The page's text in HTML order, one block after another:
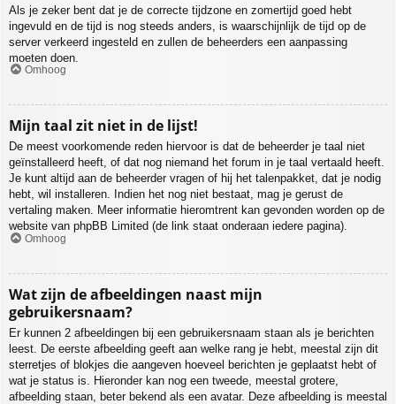
Als je zeker bent dat je de correcte tijdzone en zomertijd goed hebt
ingevuld en de tijd is nog steeds anders, is waarschijnlijk de tijd op de
server verkeerd ingesteld en zullen de beheerders een aanpassing
moeten doen.
Omhoog
Mijn taal zit niet in de lijst!
De meest voorkomende reden hiervoor is dat de beheerder je taal niet
geïnstalleerd heeft, of dat nog niemand het forum in je taal vertaald heeft.
Je kunt altijd aan de beheerder vragen of hij het talenpakket, dat je nodig
hebt, wil installeren. Indien het nog niet bestaat, mag je gerust de
vertaling maken. Meer informatie hieromtrent kan gevonden worden op de
website van phpBB Limited (de link staat onderaan iedere pagina).
Omhoog
Wat zijn de afbeeldingen naast mijn
gebruikersnaam?
Er kunnen 2 afbeeldingen bij een gebruikersnaam staan als je berichten
leest. De eerste afbeelding geeft aan welke rang je hebt, meestal zijn dit
sterretjes of blokjes die aangeven hoeveel berichten je geplaatst hebt of
wat je status is. Hieronder kan nog een tweede, meestal grotere,
afbeelding staan, beter bekend als een avatar. Deze afbeelding is meestal